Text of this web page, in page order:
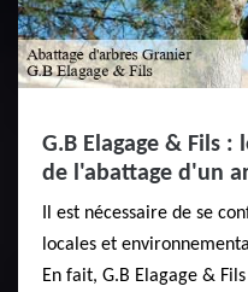
G.B Elagage & Fils
de l'abattage d'un
Il est nécessaire de se
locales et
En fait, G.B Elagage &